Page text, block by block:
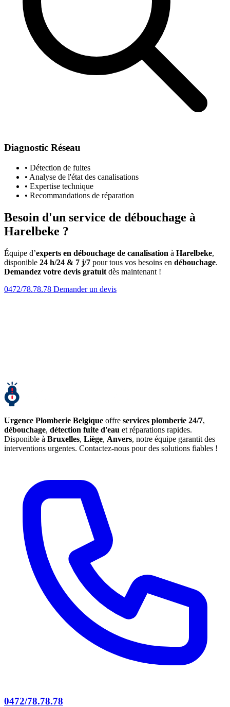
Diagnostic Réseau
• Détection de fuites
• Analyse de l'état des canalisations
• Expertise technique
• Recommandations de réparation
Besoin d'un service de débouchage à
Harelbeke ?
Équipe d’experts en débouchage de canalisation à Harelbeke,
disponible 24 h/24 & 7 j/7 pour tous vos besoins en débouchage.
Demandez votre devis gratuit dès maintenant !
0472/78.78.78 Demander un devis
Urgence Plomberie Belgique offre services plomberie 24/7,
débouchage, détection fuite d'eau et réparations rapides.
Disponible à Bruxelles, Liège, Anvers, notre équipe garantit des
interventions urgentes. Contactez-nous pour des solutions fiables !
0472/78.78.78